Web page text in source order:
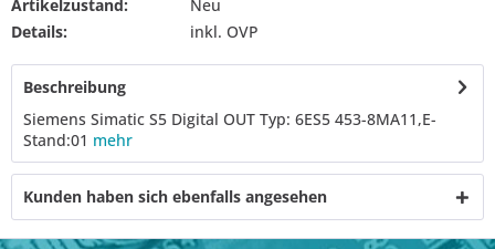
Artikelzustand:
Neu
Details:
inkl. OVP
Beschreibung
Siemens Simatic S5 Digital OUT Typ: 6ES5 453-8MA11,E-
Stand:01 mehr
Kunden haben sich ebenfalls angesehen